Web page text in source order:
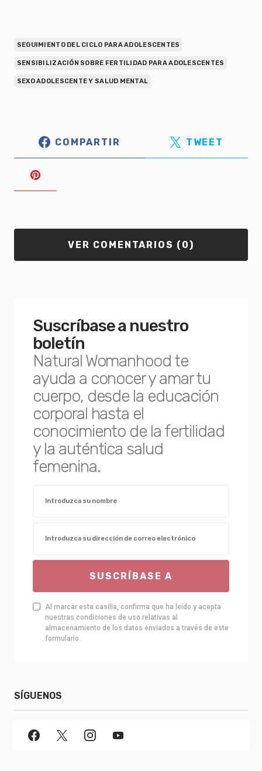
SEGUIMIENTO DEL CICLO PARA ADOLESCENTES
SENSIBILIZACIÓN SOBRE FERTILIDAD PARA ADOLESCENTES
SEXO ADOLESCENTE Y SALUD MENTAL
COMPARTIR TWEET
VER COMENTARIOS (0)
Suscríbase a nuestro
boletín
Natural Womanhood te
ayuda a conocer y amar tu
cuerpo, desde la educación
corporal hasta el
conocimiento de la fertilidad
y la auténtica salud
femenina.
SUSCRÍBASE A
Al marcar esta casilla, confirma que ha leído y acepta
nuestras condiciones de uso relativas al
almacenamiento de los datos enviados a través de este
formulario.
SÍGUENOS